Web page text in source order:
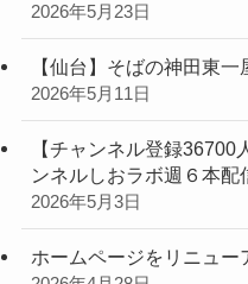
2026年5月23日
【仙台】そばの神田東
2026年5月11日
【チャンネル登録
ンネルしおラボ週６本配
2026年5月3日
ホームページをリニュー